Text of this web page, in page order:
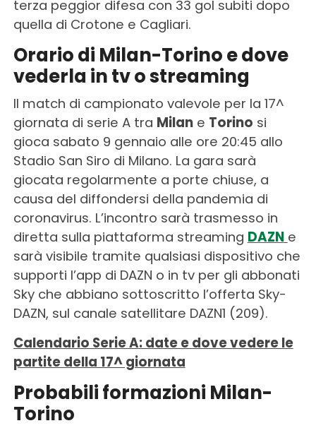
terza peggior difesa con 33 gol subiti dopo
quella di Crotone e Cagliari.
Orario di Milan-Torino e dove
vederla in tv o streaming
Il match di campionato valevole per la 17^
giornata di serie A tra Milane Torino si
gioca sabato 9 gennaio alle ore 20:45 allo
Stadio San Siro di Milano. La gara sarà
giocata regolarmente a porte chiuse, a
causa del diffondersi della pandemia di
coronavirus. L’incontro sarà trasmesso in
diretta sulla piattaforma streaming DAZN e
sarà visibile tramite qualsiasi dispositivo che
supporti l’app di DAZN o in tv per gli abbonati
Sky che abbiano sottoscritto l’offerta Sky-
DAZN, sul canale satellitare DAZN1 (209).
Calendario Serie A: date e dove vedere le
partite della 17^ giornata
Probabili formazioni Milan-
Torino